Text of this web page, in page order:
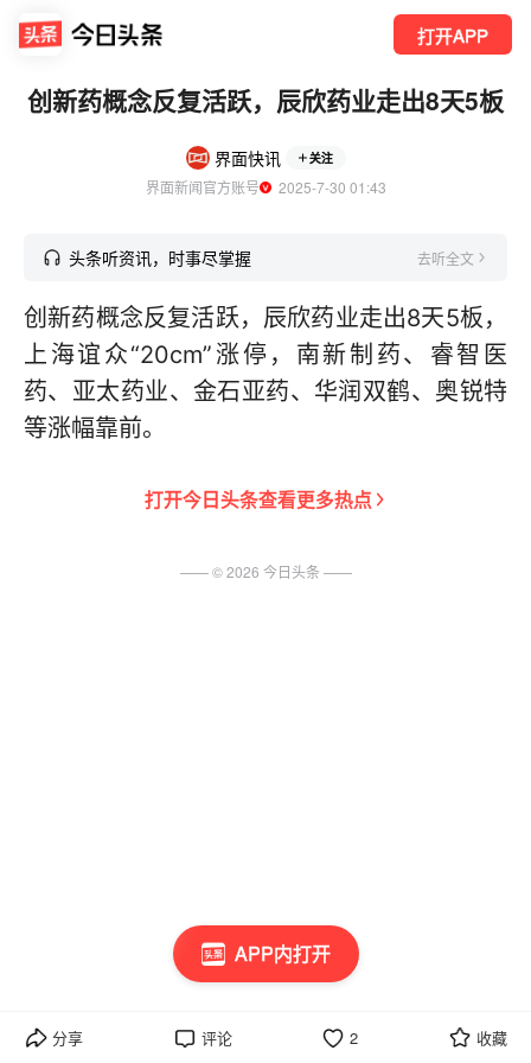
打开APP
APP内打开
创新药概念反复活跃，辰欣药业走出8天5板
界面快讯 关注
界面新闻官方账号
  2025-7-30 01:43
头条听资讯，时事尽掌握 去听全文
创新药概念反复活跃，辰欣药业走出8天5板，
上海谊众“20cm”涨停，南新制药、睿智医
药、亚太药业、金石亚药、华润双鹤、奥锐特
等涨幅靠前。
打开今日头条查看更多热点
分享 评论 2 收藏
—— ©2026 今日头条 ——